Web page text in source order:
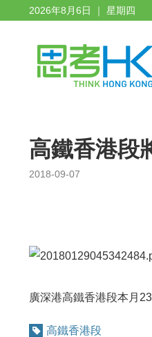
2026年8月6日 ｜ 星期四
高鐵香港段
2018-09-07
廣深港高鐵香港段本月
高鐵香港段